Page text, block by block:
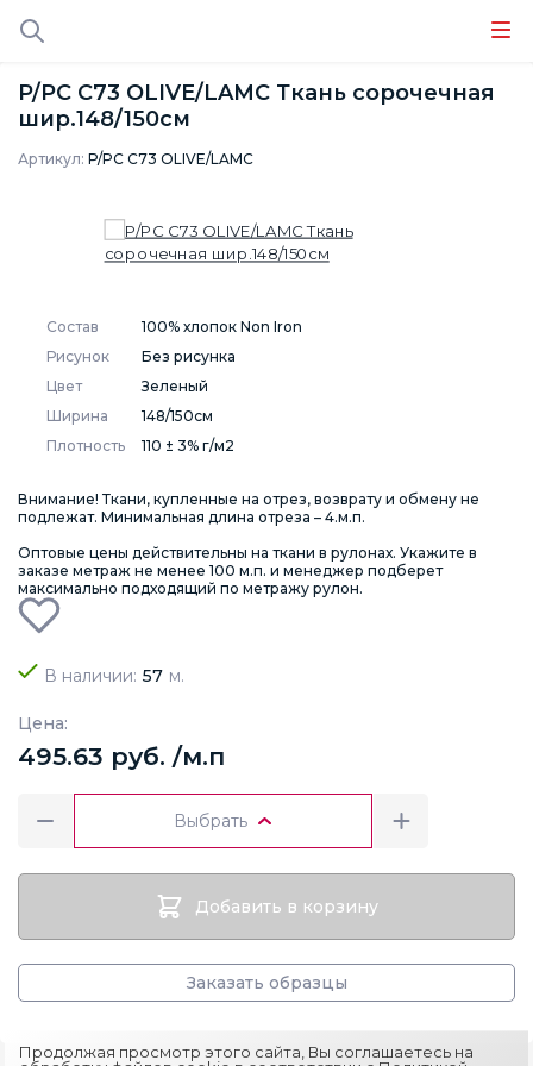
P/PC C73 OLIVE/LAMC Ткань сорочечная
шир.148/150см
Артикул: P/PC C73 OLIVE/LAMC
Состав
100% хлопок Non Iron
Рисунок
Без рисунка
Цвет
Зеленый
Ширина
148/150см
Плотность
110 ± 3% г/м2
Внимание! Ткани, купленные на отрез, возврату и обмену не
подлежат. Минимальная длина отреза – 4.м.п.
Оптовые цены действительны на ткани в рулонах. Укажите в
заказе метраж не менее 100 м.п. и менеджер подберет
максимально подходящий по метражу рулон.
В наличии: 57 м.
Цена:
495.63 руб. /м.п
Выбрать
Добавить в корзину
Заказать образцы
Продолжая просмотр этого сайта, Вы соглашаетесь на